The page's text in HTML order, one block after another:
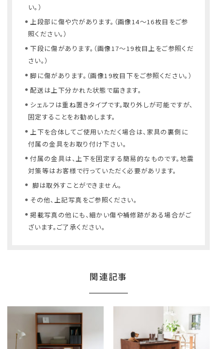
い。）
上段部に傷や穴があります。（画像14～16枚目をご参
照ください。）
下段に傷があります。（画像17～19枚目上をご参照くだ
さい。）
脚に傷があります。（画像19枚目下をご参照ください。）
配送は上下分かれた状態で届きます。
シェルフは重ね置きタイプです。取り外しが可能ですが、
固定することをお勧めします。
上下を合体してご使用いただく場合は、家具の裏側に
付属の金具をお取り付け下さい。
付属の金具は、上下を固定する簡易的なものです。地震
対策等はお客様で行っていただく必要があリます。
脚は取外すことができません。
その他、上記写真をご参照ください。
掲載写真の他にも、細かい傷や補修跡がある場合がご
ざいます。ご了承ください。
関連記事